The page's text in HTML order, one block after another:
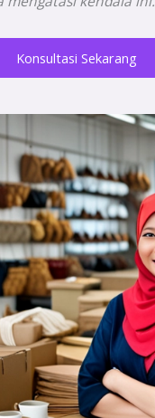
Konsultasi Sekarang